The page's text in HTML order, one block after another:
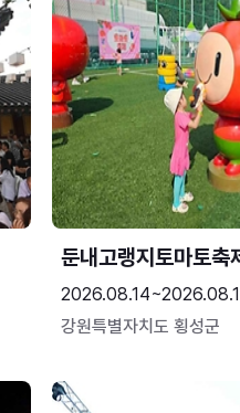
둔내고랭지토마토축
강원특별자치도 횡성군